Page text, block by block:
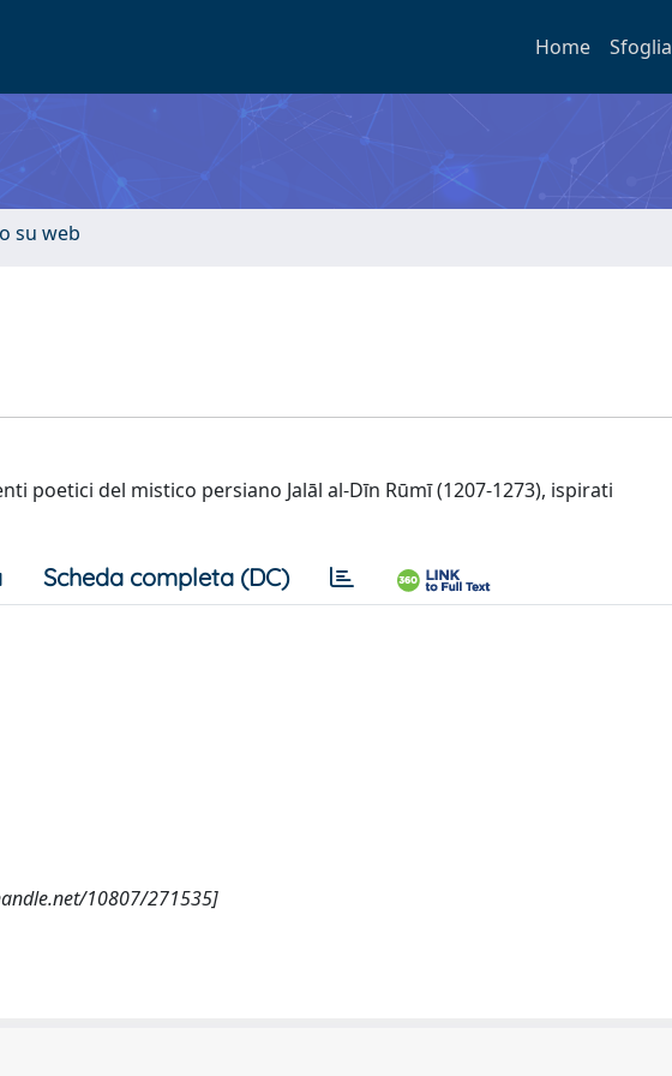
Home Sfoglia
su web
poetici del mistico persiano Jalāl al-Dīn Rūmī (1207-1273), ispirati
Scheda completa (DC)
10807/271535]